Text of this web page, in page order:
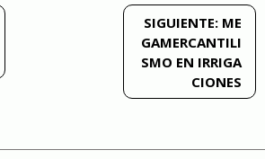
SIGUIENTE: ME
GAMERCANTILI
SMO EN IRRIGA
CIONES